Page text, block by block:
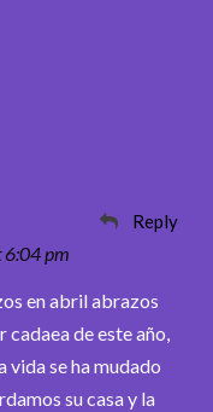
6:04 pm
Reply
en abril abrazos
cadaea de este año,
vida se ha mudado
su casa y la